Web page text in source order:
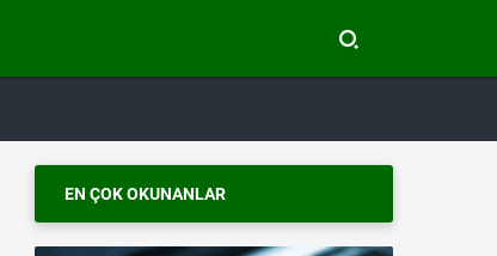
EN ÇOK OKUNANLAR